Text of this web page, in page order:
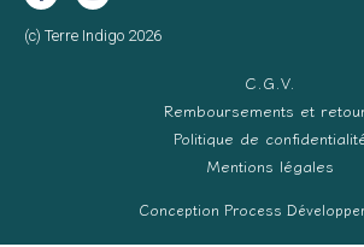
(c) Terre Indigo 2026
C.G.V.
Remboursements et
Politique de
Mentions légales
Conception Process